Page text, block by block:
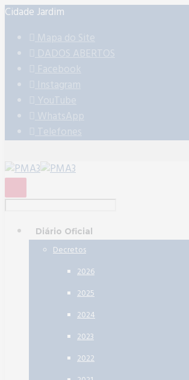
Cidade Jardim
Mapa do Site
DADOS ABERTOS
Facebook
Instagram
YouTube
WhatsApp
Telefones
Diário Oficial
Decretos
2026
2025
2024
2023
2022